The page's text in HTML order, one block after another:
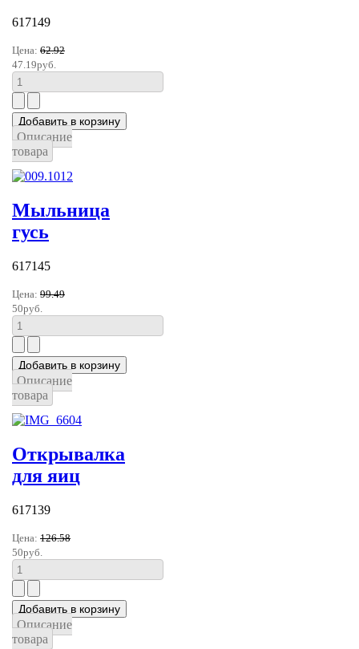
617149
Цена: 62.92
47.19руб.
Описание
товара
Мыльница
гусь
617145
Цена: 99.49
50руб.
Описание
товара
Открывалка
для яиц
617139
Цена: 126.58
50руб.
Описание
товара